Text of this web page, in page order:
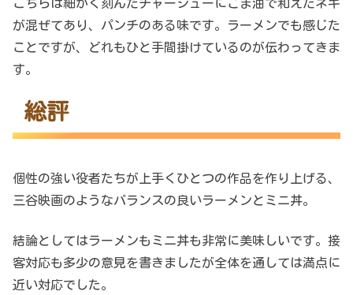
こちらは細かく刻んだチャーシューにごま油で和えたネギ
が混ぜてあり、パンチのある味です。ラーメンでも感じた
ことですが、どれもひと手間掛けているのが伝わってきま
す。
総評
個性の強い役者たちが上手くひとつの作品を作り上げる、
三谷映画のようなバランスの良いラーメンとミニ丼。
結論としてはラーメンもミニ丼も非常に美味しいです。接
客対応も多少の意見を書きましたが全体を通しては満点に
近い対応でした。